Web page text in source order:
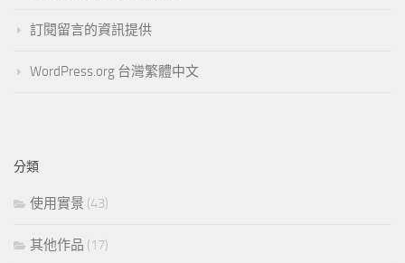
訂閱留言的資訊提供
WordPress.org 台灣繁體中文
分類
使用實景 (43)
其他作品 (17)